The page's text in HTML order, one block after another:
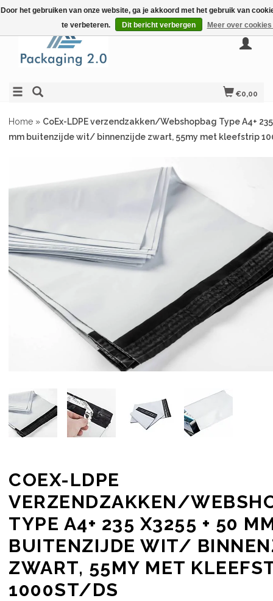
€0,00
Home » CoEx-LDPE verzendzakken/Webshopbag Type A4+ 235
mm buitenzijde wit/ binnenzijde zwart, 55my met kleefstrip
COEX-LDPE
VERZENDZAKKEN/
TYPE A4+ 235 X3255 + 50
BUITENZIJDE WIT/
ZWART, 55MY MET
1000ST/DS
Door het gebruiken van onze website, ga je akkoord met het gebruik van
te verbeteren.
Dit bericht verbergen Meer over cookies